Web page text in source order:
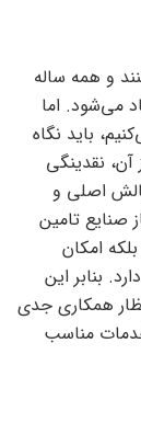
و همه ساله
می‌شود. اما
باید نگاه
نقدینگی
اصلی و
صنایع تامین
امکان
بنابر این
همکاری جدی
خدمات مناسب